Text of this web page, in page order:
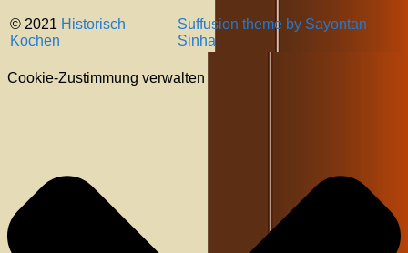
© 2021 Historisch
Kochen
Suffusion theme by Sayontan
Sinha
Cookie-Zustimmung verwalten